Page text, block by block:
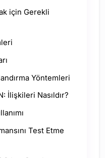
için Gerekli
Yöntemleri
İlişkileri Nasıldır?
Test Etme